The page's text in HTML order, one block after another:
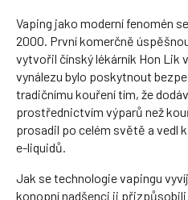
Vaping jako moderní fenomén
2000. První komerčně
vytvořil čínský lékárník Hon Lik
vynálezu bylo poskytnout
tradičnímu kouření tím, že
prostřednictvím výparů než
prosadil po celém světě a vedl
e-liquidů.
Jak se technologie vapingu
konopní nadšenci ji